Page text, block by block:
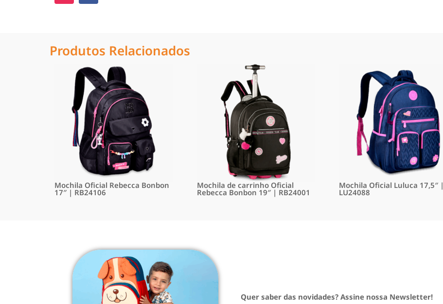
Produtos Relacionados
Mochila Oficial Rebecca Bonbon
17″ | RB24106
Mochila de carrinho Oficial
Rebecca Bonbon 19″ | RB24001
Mochila Oficial Luluca 17,5″ |
LU24088
Quer saber das novidades? Assine nossa Newsletter!